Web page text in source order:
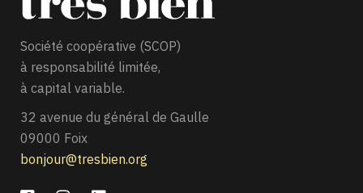
Société coopérative (SCOP)
à responsabilité limitée,
à capital variable.
32 avenue du général de Gaulle
09000 Foix
bonjour@tresbien.org